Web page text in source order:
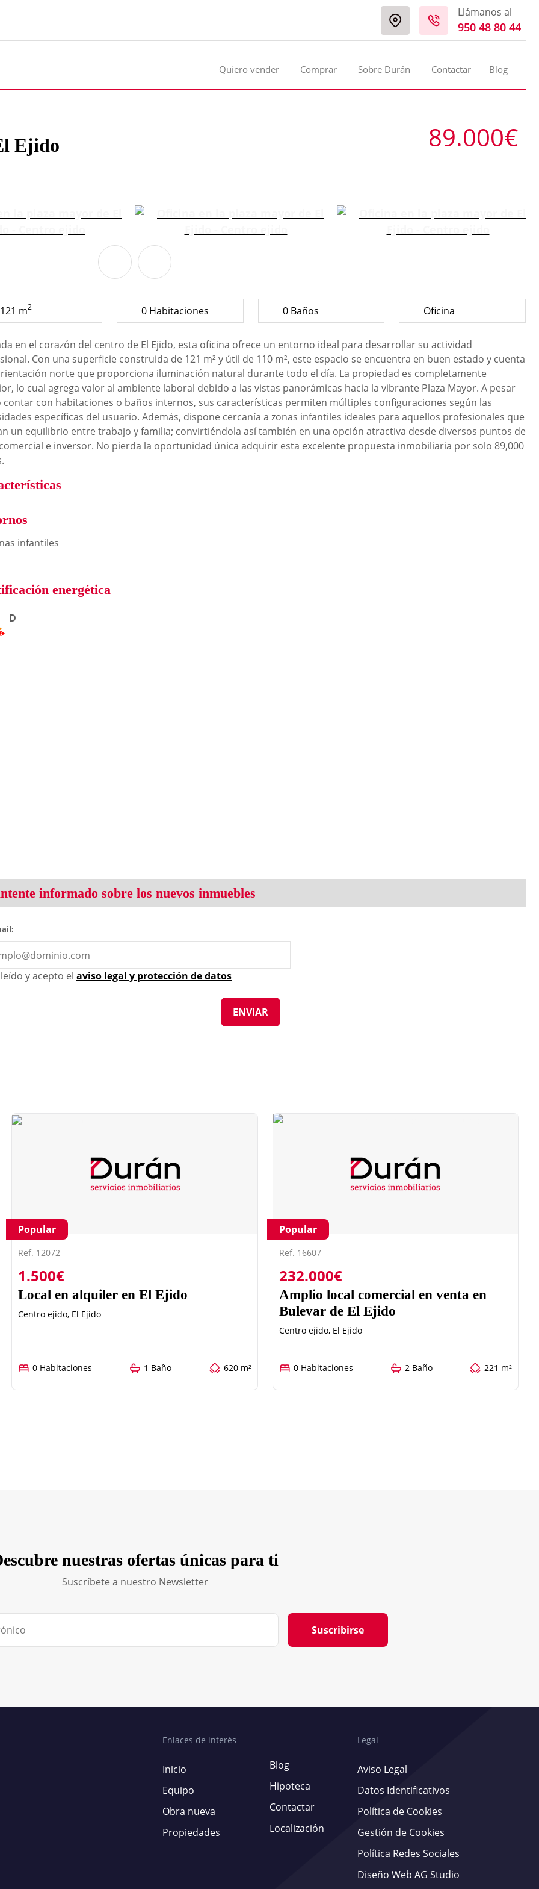
Llámanos al
950 48 80 44
Quiero vender Comprar Sobre Durán Contactar Blog
Ejido 89.000€
121 m2 0 Habitaciones 0 Baños Oficina
en el corazón del centro de El Ejido, esta oficina ofrece un entorno ideal para desarrollar su actividad
Con una superficie construida de 121 m² y útil de 110 m², este espacio se encuentra en buen estado y cuenta
norte que proporciona iluminación natural durante todo el día. La propiedad es completamente
lo cual agrega valor al ambiente laboral debido a las vistas panorámicas hacia la vibrante Plaza Mayor. A pesar
contar con habitaciones o baños internos, sus características permiten múltiples configuraciones según las
específicas del usuario. Además, dispone cercanía a zonas infantiles ideales para aquellos profesionales que
un equilibrio entre trabajo y familia; convirtiéndola así también en una opción atractiva desde diversos puntos de
e inversor. No pierda la oportunidad única adquirir esta excelente propuesta inmobiliaria por solo 89,000
infantiles
energética
D
informado sobre los nuevos inmuebles
y acepto el aviso legal y protección de datos
Popular
Ref. 12072
1.500€
Local en alquiler en El Ejido
Centro ejido, El Ejido
0 Habitaciones 1 Baño 620 m²
Popular
Ref. 16607
232.000€
Amplio local comercial en venta en
Bulevar de El Ejido
Centro ejido, El Ejido
0 Habitaciones 2 Baño 221 m²
nuestras ofertas únicas para ti
Suscríbete a nuestro Newsletter
Suscribirse
Enlaces de interés
Inicio
Equipo
Obra nueva
Propiedades
Blog
Hipoteca
Contactar
Localización
Legal
Aviso Legal
Datos Identificativos
Política de Cookies
Gestión de Cookies
Política Redes Sociales
Diseño Web AG Studio